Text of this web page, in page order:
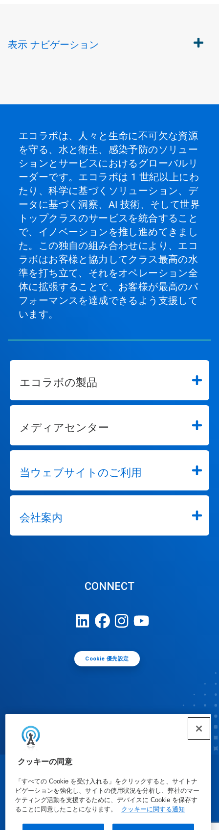
クッキーの同意
「すべての Cookie を受け入れる」をクリックすると、サイトナ
ビゲーションを強化し、サイトの使用状況を分析し、弊社のマー
ケティング活動を支援するために、デバイスに Cookie を保存す
ることに同意したことになります。
クッキーに関する通知
表示 ナビゲーション
エコラボは、人々と生命に不可欠な資源
を守る、水と衛生、感染予防のソリュー
ションとサービスにおけるグローバルリ
ーダーです。エコラボは 1 世紀以上にわ
たり、科学に基づくソリューション、デ
ータに基づく洞察、AI 技術、そして世界
トップクラスのサービスを統合すること
で、イノベーションを推し進めてきまし
た。この独自の組み合わせにより、エコ
ラボはお客様と協力してクラス最高の水
準を打ち立て、それをオペレーション全
体に拡張することで、お客様が最高のパ
フォーマンスを達成できるよう支援して
います。
エコラボの製品
メディアセンター
当ウェブサイトのご利用
会社案内
CONNECT
Cookie 優先設定
© Ecolab Inc. 2025
安全データシート|プライバシーポリシー|利用規約